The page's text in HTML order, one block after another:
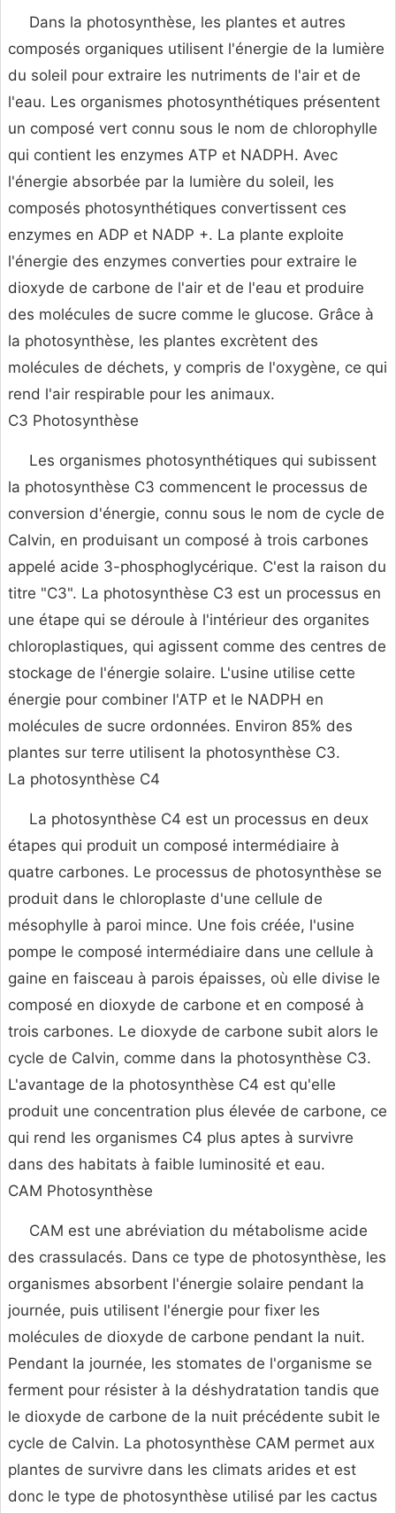
Dans la photosynthèse, les plantes et autres
composés organiques utilisent l'énergie de la lumière
du soleil pour extraire les nutriments de l'air et de
l'eau. Les organismes photosynthétiques présentent
un composé vert connu sous le nom de chlorophylle
qui contient les enzymes ATP et NADPH. Avec
l'énergie absorbée par la lumière du soleil, les
composés photosynthétiques convertissent ces
enzymes en ADP et NADP +. La plante exploite
l'énergie des enzymes converties pour extraire le
dioxyde de carbone de l'air et de l'eau et produire
des molécules de sucre comme le glucose. Grâce à
la photosynthèse, les plantes excrètent des
molécules de déchets, y compris de l'oxygène, ce qui
rend l'air respirable pour les animaux.
C3 Photosynthèse
Les organismes photosynthétiques qui subissent
la photosynthèse C3 commencent le processus de
conversion d'énergie, connu sous le nom de cycle de
Calvin, en produisant un composé à trois carbones
appelé acide 3-phosphoglycérique. C'est la raison du
titre "C3". La photosynthèse C3 est un processus en
une étape qui se déroule à l'intérieur des organites
chloroplastiques, qui agissent comme des centres de
stockage de l'énergie solaire. L'usine utilise cette
énergie pour combiner l'ATP et le NADPH en
molécules de sucre ordonnées. Environ 85% des
plantes sur terre utilisent la photosynthèse C3.
La photosynthèse C4
La photosynthèse C4 est un processus en deux
étapes qui produit un composé intermédiaire à
quatre carbones. Le processus de photosynthèse se
produit dans le chloroplaste d'une cellule de
mésophylle à paroi mince. Une fois créée, l'usine
pompe le composé intermédiaire dans une cellule à
gaine en faisceau à parois épaisses, où elle divise le
composé en dioxyde de carbone et en composé à
trois carbones. Le dioxyde de carbone subit alors le
cycle de Calvin, comme dans la photosynthèse C3.
L'avantage de la photosynthèse C4 est qu'elle
produit une concentration plus élevée de carbone, ce
qui rend les organismes C4 plus aptes à survivre
dans des habitats à faible luminosité et eau.
CAM Photosynthèse
CAM est une abréviation du métabolisme acide
des crassulacés. Dans ce type de photosynthèse, les
organismes absorbent l'énergie solaire pendant la
journée, puis utilisent l'énergie pour fixer les
molécules de dioxyde de carbone pendant la nuit.
Pendant la journée, les stomates de l'organisme se
ferment pour résister à la déshydratation tandis que
le dioxyde de carbone de la nuit précédente subit le
cycle de Calvin. La photosynthèse CAM permet aux
plantes de survivre dans les climats arides et est
donc le type de photosynthèse utilisé par les cactus